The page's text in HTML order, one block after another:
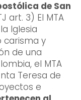
de San
art. 3) El MTA
Iglesia
carisma y
de una
el MTA
Teresa de
e